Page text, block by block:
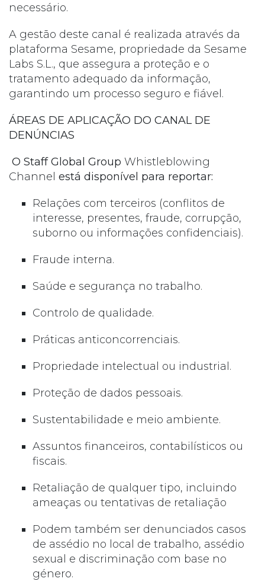
necessário.
A gestão deste canal é realizada através da
plataforma Sesame, propriedade da Sesame
Labs S.L., que assegura a proteção e o
tratamento adequado da informação,
garantindo um processo seguro e fiável.
ÁREAS DE APLICAÇÃO DO CANAL DE
DENÚNCIAS
O Staff Global Group Whistleblowing
Channel está disponível para reportar:
Relações com terceiros (conflitos de
interesse, presentes, fraude, corrupção,
suborno ou informações confidenciais).
Fraude interna.
Saúde e segurança no trabalho.
Controlo de qualidade.
Práticas anticoncorrenciais.
Propriedade intelectual ou industrial.
Proteção de dados pessoais.
Sustentabilidade e meio ambiente.
Assuntos financeiros, contabilísticos ou
fiscais.
Retaliação de qualquer tipo, incluindo
ameaças ou tentativas de retaliação
Podem também ser denunciados casos
de assédio no local de trabalho, assédio
sexual e discriminação com base no
género.